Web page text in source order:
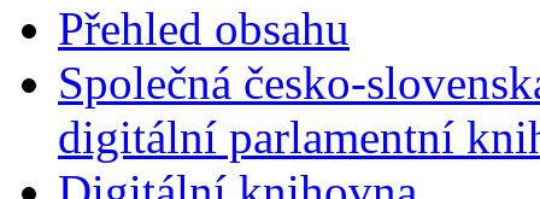
Přehled obsahu
Společná česko-
digitální parlamentní